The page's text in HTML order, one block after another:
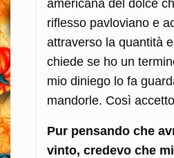
americana del dolce
riflesso pavloviano e
attraverso la quantità
chiede se ho un
mio diniego lo fa
mandorle. Così
Pur pensando che
vinto, credevo che